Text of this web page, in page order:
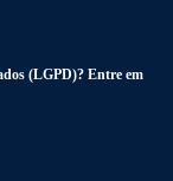
(LGPD)? Entre em